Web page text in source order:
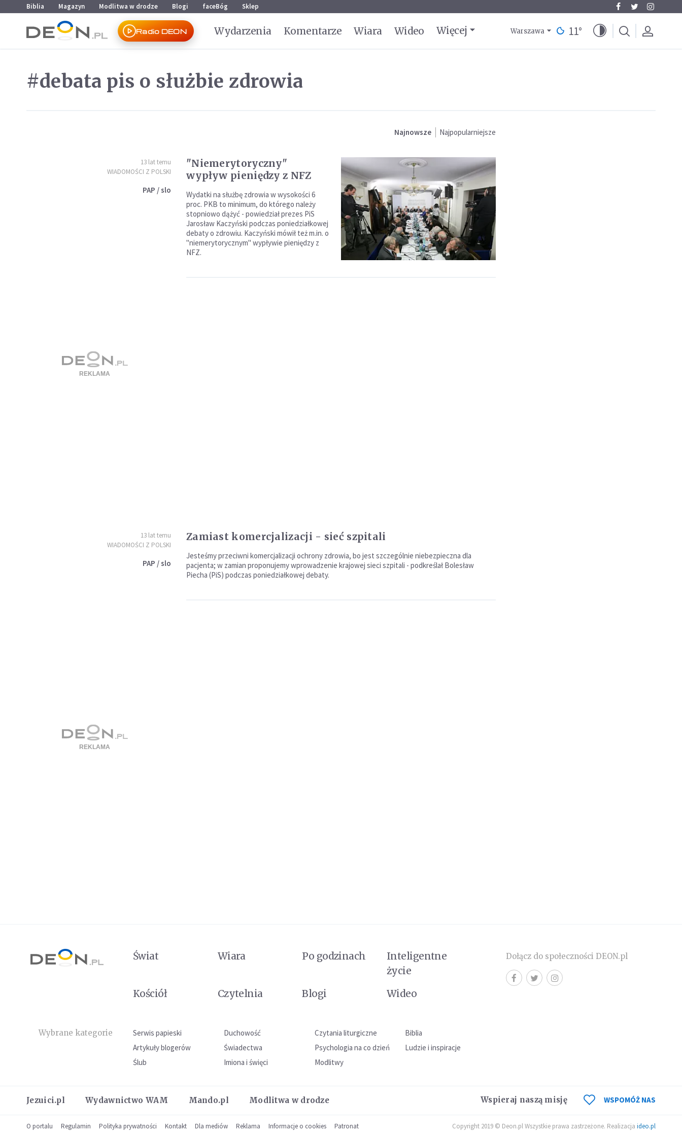
Przejdź do menu głównego
Przejdź do treści
Biblia Magazyn Modlitwa w drodze Blogi faceBóg Sklep
Radio DEON Wydarzenia Komentarze Wiara Wideo Więcej Warszawa 11°
#debata pis o służbie zdrowia
Najnowsze Najpopularniejsze
13 lat temu
WIADOMOŚCI Z POLSKI
PAP / slo
"Niemerytoryczny"
wypływ pieniędzy z NFZ
Wydatki na służbę zdrowia w wysokości 6
proc. PKB to minimum, do którego należy
stopniowo dążyć - powiedział prezes PiS
Jarosław Kaczyński podczas poniedziałkowej
debaty o zdrowiu. Kaczyński mówił też m.in. o
"niemerytorycznym" wypływie pieniędzy z
NFZ.
13 lat temu
WIADOMOŚCI Z POLSKI
PAP / slo
Zamiast komercjalizacji - sieć szpitali
Jesteśmy przeciwni komercjalizacji ochrony zdrowia, bo jest szczególnie niebezpieczna dla
pacjenta; w zamian proponujemy wprowadzenie krajowej sieci szpitali - podkreślał Bolesław
Piecha (PiS) podczas poniedziałkowej debaty.
Świat Wiara Po godzinach
Inteligentne
życie
Kościół
Czytelnia Blogi Wideo
Wybrane kategorie Serwis papieski Duchowość Czytania liturgiczne
Biblia
Artykuły blogerów
Świadectwa Psychologia na co dzień
Ludzie i inspiracje
Ślub
Imiona i święci Modlitwy
Dołącz do społeczności DEON.pl
Jezuici.pl Wydawnictwo WAM Mando.pl Modlitwa w drodze Wspieraj naszą misję WSPOMÓŻ NAS
O portalu Regulamin Polityka prywatności Kontakt Dla mediów Reklama Informacje o cookies Patronat Copyright 2019 © Deon.pl Wszystkie prawa zastrzeżone. Realizacja ideo.pl